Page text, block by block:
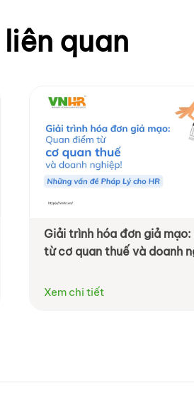
quan
Giải trình hóa đơn giả
từ cơ quan thuế và doanh
Xem chi tiết